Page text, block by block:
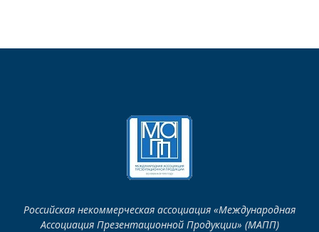
Российская некоммерческая ассоциация «Международная
Ассоциация Презентационной Продукции» (МАПП)